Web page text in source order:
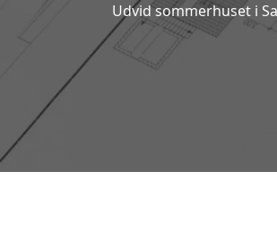
Udvid sommerhuset i